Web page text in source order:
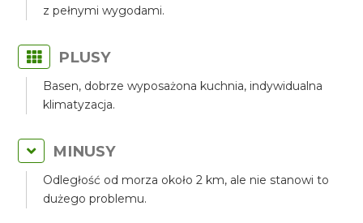
z pełnymi wygodami.
PLUSY
Basen, dobrze wyposażona kuchnia, indywidualna
klimatyzacja.
MINUSY
Odległość od morza około 2 km, ale nie stanowi to
dużego problemu.